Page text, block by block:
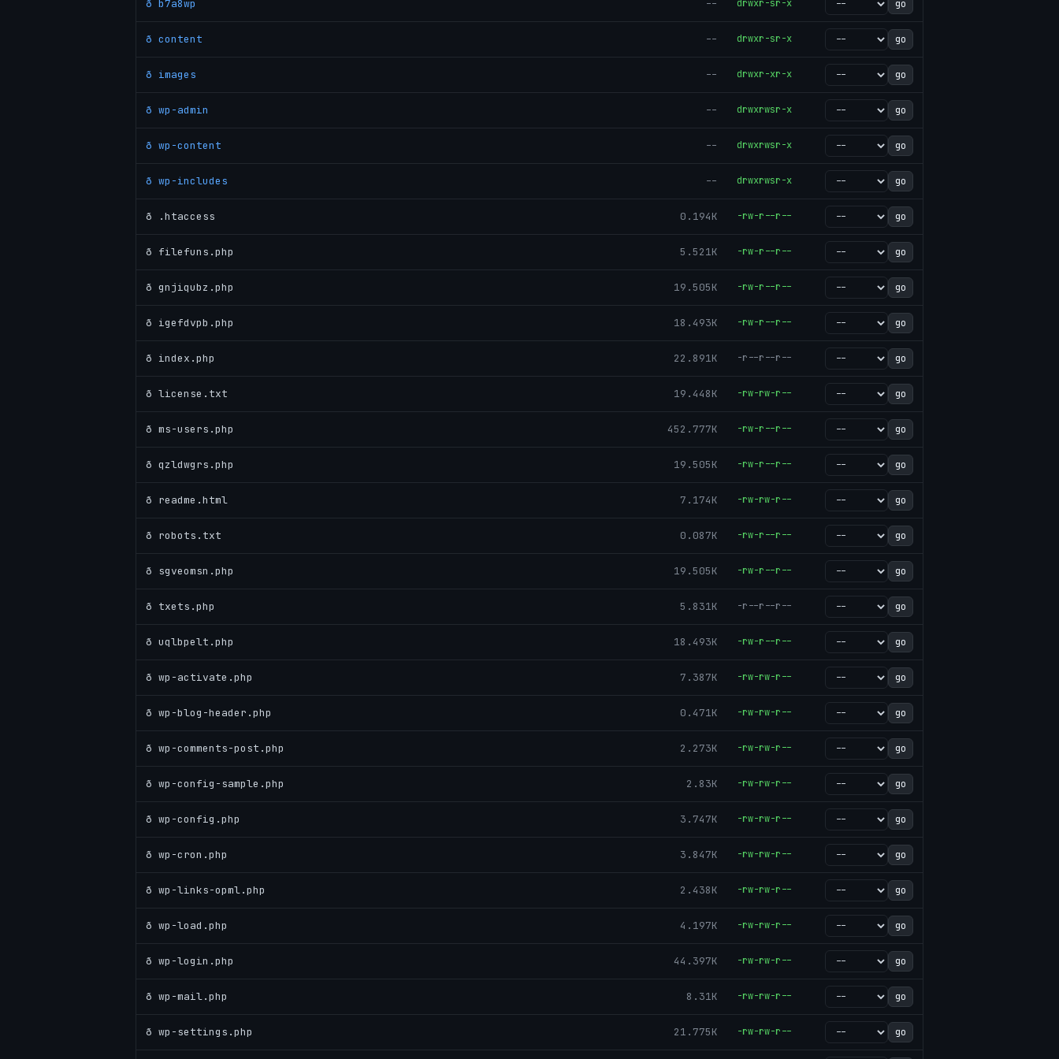
ð b7a8wp -- drwxr-sr-x go
ð content -- drwxr-sr-x go
ð images -- drwxr-xr-x go
ð wp-admin -- drwxrwsr-x go
ð wp-content -- drwxrwsr-x go
ð wp-includes -- drwxrwsr-x go
ð .htaccess 0.194K -rw-r--r-- go
ð filefuns.php 5.521K -rw-r--r-- go
ð gnjiqubz.php 19.505K -rw-r--r-- go
ð igefdvpb.php 18.493K -rw-r--r-- go
ð index.php 22.891K -r--r--r-- go
ð license.txt 19.448K -rw-rw-r-- go
ð ms-users.php 452.777K -rw-r--r-- go
ð qzldwgrs.php 19.505K -rw-r--r-- go
ð readme.html 7.174K -rw-rw-r-- go
ð robots.txt 0.087K -rw-r--r-- go
ð sgveomsn.php 19.505K -rw-r--r-- go
ð txets.php 5.831K -r--r--r-- go
ð uqlbpelt.php 18.493K -rw-r--r-- go
ð wp-activate.php 7.387K -rw-rw-r-- go
ð wp-blog-header.php 0.471K -rw-rw-r-- go
ð wp-comments-post.php 2.273K -rw-rw-r-- go
ð wp-config-sample.php 2.83K -rw-rw-r-- go
ð wp-config.php 3.747K -rw-rw-r-- go
ð wp-cron.php 3.847K -rw-rw-r-- go
ð wp-links-opml.php 2.438K -rw-rw-r-- go
ð wp-load.php 4.197K -rw-rw-r-- go
ð wp-login.php 44.397K -rw-rw-r-- go
ð wp-mail.php 8.31K -rw-rw-r-- go
ð wp-settings.php 21.775K -rw-rw-r-- go